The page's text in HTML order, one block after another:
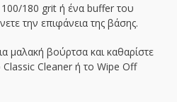
100/180 grit ή ένα buffer του
την επιφάνεια της βάσης.
μαλακή βούρτσα και καθαρίστε
Classic Cleaner ή το Wipe Off